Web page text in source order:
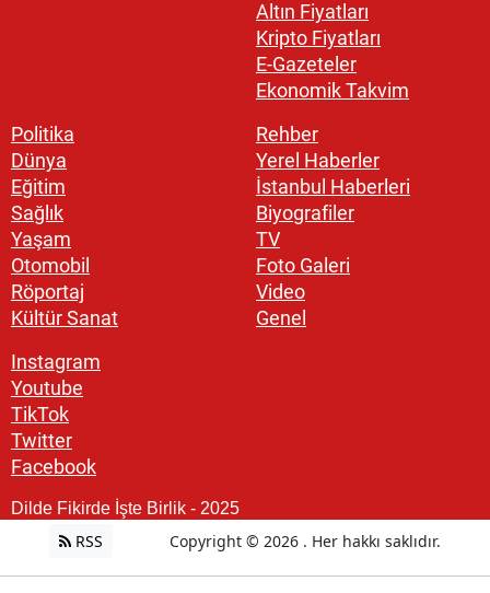
Altın Fiyatları
Kripto Fiyatları
E-Gazeteler
Ekonomik Takvim
Politika
Dünya
Eğitim
Sağlık
Yaşam
Otomobil
Röportaj
Kültür Sanat
Rehber
Yerel Haberler
İstanbul Haberleri
Biyografiler
TV
Foto Galeri
Video
Genel
Instagram
Youtube
TikTok
Twitter
Facebook
Dilde Fikirde İşte Birlik - 2025
RSS Copyright © 2026 . Her hakkı saklıdır.